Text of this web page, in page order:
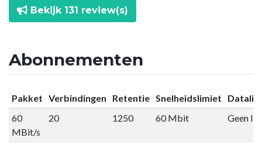
Bekijk 131 review(s)
Abonnementen
Pakket Verbindingen Retentie Snelheidslimiet
60
MBit/s
20 1250 60 Mbit Geen